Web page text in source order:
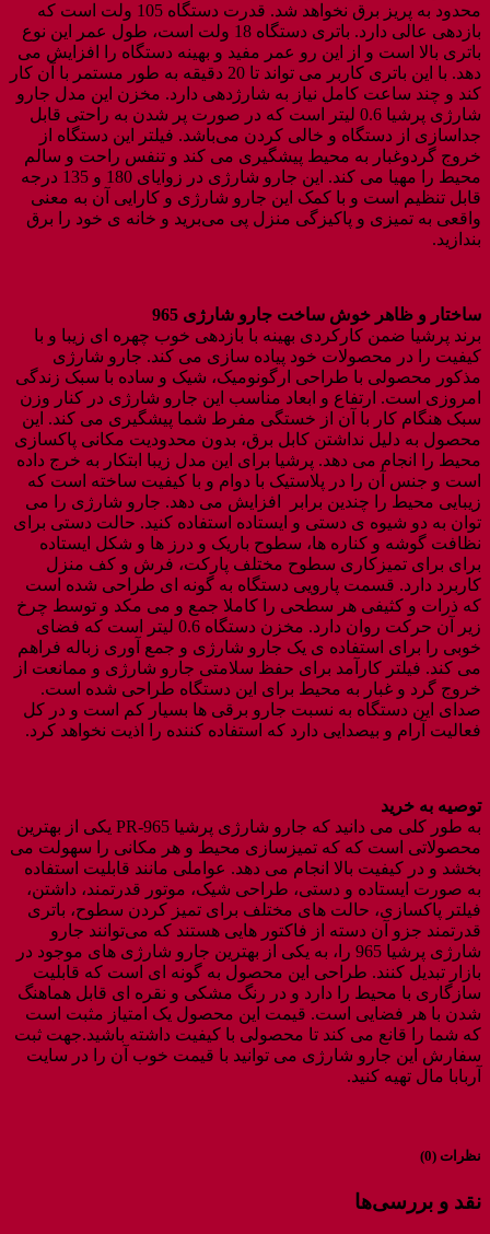
محدود به پریز برق نخواهد شد. قدرت دستگاه 105 ولت است که
بازدهی عالی دارد. باتری دستگاه 18 ولت است، طول عمر این نوع
باتری‌ بالا است و از این رو عمر مفید و بهینه دستگاه را افزایش می
دهد. با این باتری کاربر می تواند تا 20 دقیقه به طور مستمر با آن کار
کند و چند ساعت کامل نیاز به شارژدهی دارد. مخزن این مدل جارو
شارژی پرشیا 0.6 لیتر است که در صورت پر شدن به راحتی قابل
جداسازی از دستگاه و خالی کردن می‌باشد. فیلتر این دستگاه از
خروج گردوغبار به محیط پیشگیری می کند و تنفس راحت و سالم
محیط را مهیا می کند. این جارو شارژی در زوایای 180 و 135 درجه
قابل تنظیم است و با کمک این جارو شارژی و کارایی آن به معنی
واقعی به تمیزی و پاکیزگی منزل پی‌ می‌برید و خانه ی خود را برق
بندازید.
ساختار و ظاهر خوش ساخت جارو شارژی 965
برند پرشیا ضمن کارکردی بهینه با بازدهی خوب چهره ای زیبا و با
کیفیت را در محصولات خود پیاده سازی می کند. جارو شارژی
مذکور محصولی با طراحی ارگونومیک، شیک و ساده با سبک زندگی
امروزی است. ارتفاع و ابعاد مناسب این جارو شارژی در کنار وزن
سبک هنگام کار با آن از خستگی مفرط شما پیشگیری می کند. این
محصول به دلیل نداشتن کابل برق، بدون محدودیت مکانی پاکسازی
محیط را انجام می دهد. پرشیا برای این مدل زیبا ابتکار به خرج داده
است و جنس آن را در پلاستیک با دوام و با کیفیت ساخته است که
زیبایی محیط را چندین برابر افزایش می دهد. جارو شارژی را می
توان به دو شیوه ی دستی و ایستاده استفاده کنید. حالت دستی برای
نظافت گوشه و کناره ها، سطوح باریک و درز ها و شکل ایستاده
برای برای تمیزکاری سطوح مختلف پارکت، فرش و کف منزل
کاربرد دارد. قسمت پارویی دستگاه به گونه ای طراحی شده است
که ذرات و کثیفی هر سطحی را کاملا جمع و می مکد و توسط چرخ
زیر آن حرکت روان دارد. مخزن دستگاه 0.6 لیتر است که فضای
خوبی را برای استفاده ی یک جارو شارژی و جمع آوری زباله فراهم
می کند. فیلتر کارآمد برای حفظ سلامتی جارو شارژی و ممانعت از
خروج گرد و غبار به محیط برای این دستگاه طراحی شده است.
صدای این دستگاه به نسبت جارو برقی ها بسیار کم است و در کل
فعالیت آرام و بیصدایی دارد که استفاده کننده را اذیت نخواهد کرد.
توصیه به خرید
به طور کلی می دانید که جارو شارژی پرشیا PR-965 یکی از بهترین
محصولاتی است که که تمیزسازی محیط و هر مکانی را سهولت می
بخشد و در کیفیت بالا انجام می دهد. عواملی مانند قابلیت استفاده
به‌ صورت ایستاده و دستی، طراحی شیک، موتور قدرتمند، داشتن،
فیلتر پاکسازی، حالت ‌های مختلف برای تمیز کردن سطوح، باتری
قدرتمند جزو آن دسته از فاکتور هایی هستند که می‌توانند جارو
شارژی پرشیا 965 را، به یکی از بهترین جارو شارژی های موجود در
بازار تبدیل کنند. طراحی این محصول به گونه ای است که قابلیت
سازگاری با محیط را دارد و در رنگ مشکی و نقره ای قابل هماهنگ
شدن با هر فضایی است. قیمت این محصول یک امتیاز مثبت است
که شما را قانع می کند تا محصولی با کیفیت داشته باشید.جهت ثبت
سفارش این جارو شارژی می توانید با قیمت خوب آن را در سایت
آربابا مال تهیه کنید.
نظرات (0)
نقد و بررسی‌ها